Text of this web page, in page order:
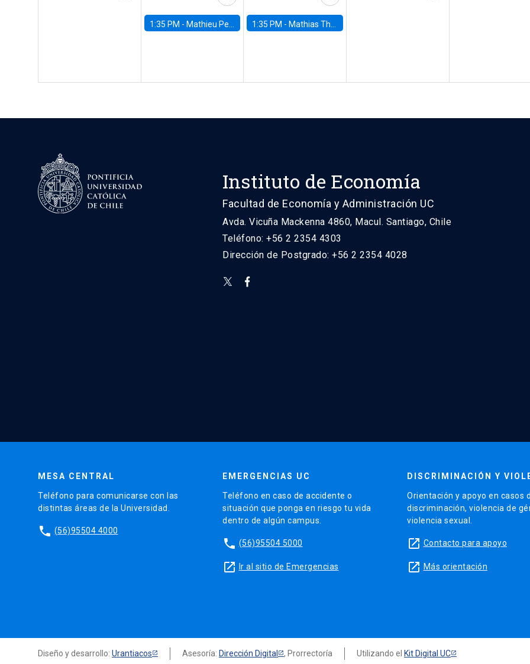
1:35 PM - Mathieu Pedemonte, IDB 1:35 PM - Mathias Thoenig, University of Lausanne
Instituto de Economía
Facultad de Economía y Administración UC
Avda. Vicuña Mackenna 4860, Macul. Santiago, Chile
Teléfono: +56 2 2354 4303
Dirección de Postgrado: +56 2 2354 4028
MESA CENTRAL
Teléfono para comunicarse con las
distintas áreas de la Universidad.
phone (56)95504 4000
EMERGENCIAS UC
Teléfono en caso de accidente o
situación que ponga en riesgo tu vida
dentro de algún campus.
phone (56)95504 5000
launch Ir al sitio de Emergencias
DISCRIMINACIÓN Y
Orientación y apoyo en casos
discriminación, violencia de
violencia sexual.
launch Contacto para apoyo
launch Más orientación
Diseño y desarrollo: Urantiacos Asesoría: Dirección Digital , Prorrectoría Utilizando el Kit Digital UC